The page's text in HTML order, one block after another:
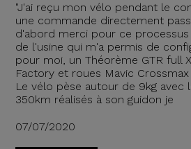
"J'ai reçu mon vélo pendant le
une commande directement
d'abord merci pour ce
de l'usine qui m'a permis de
pour moi, un Théorème GTR full
Factory et roues Mavic Crossmax
Le vélo pèse autour de 9kg avec
350km réalisés à son guidon je
07/07/2020